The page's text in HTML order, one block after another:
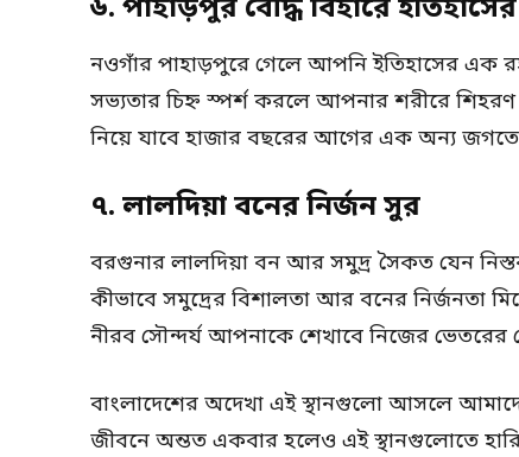
৬. পাহাড়পুর বৌদ্ধ বিহারে
নওগাঁর পাহাড়পুরে গেলে আপনি ইতিহাসের এক
সভ্যতার চিহ্ন স্পর্শ করলে আপনার শরীরে
নিয়ে যাবে হাজার বছরের আগের এক অন্য
৭. লালদিয়া বনের নির্জন সুর
বরগুনার লালদিয়া বন আর সমুদ্র সৈকত যেন
কীভাবে সমুদ্রের বিশালতা আর বনের নির্জনতা
নীরব সৌন্দর্য আপনাকে শেখাবে নিজের
বাংলাদেশের অদেখা এই স্থানগুলো আসলে
জীবনে অন্তত একবার হলেও এই স্থানগুলোতে